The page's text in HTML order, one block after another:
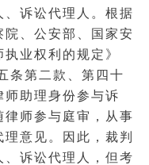
、诉讼代理人 。根据
院 、公安部
、国家安
业权利的规定》
条第二款、第四十
师助理身份参与诉
律师参与庭审 ，从事
理意见。因此，裁判
、诉讼代理人
，但考